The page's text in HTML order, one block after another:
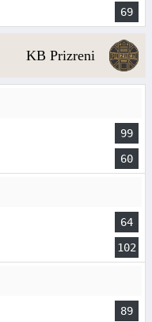
69
KB Prizreni
99
60
64
102
89